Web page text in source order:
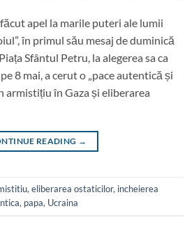
apel la marile puteri ale lumii
în primul său mesaj de duminică
Sfântul Petru, la alegerea sa ca
8 mai, a cerut o „pace autentică și
armistițiu în Gaza și eliberarea
READING →
, eliberarea ostaticilor, incheierea
, papa, Ucraina